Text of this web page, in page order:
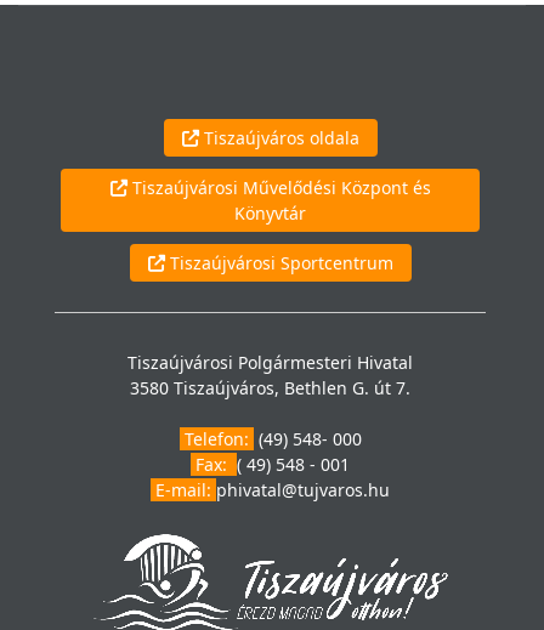
Tiszaújváros oldala
Tiszaújvárosi Művelődési Központ és
Könyvtár
Tiszaújvárosi Sportcentrum
Tiszaújvárosi Polgármesteri Hivatal
3580 Tiszaújváros, Bethlen G. út 7.
Telefon: (49) 548- 000
Fax: ( 49) 548 - 001
E-mail: phivatal@tujvaros.hu